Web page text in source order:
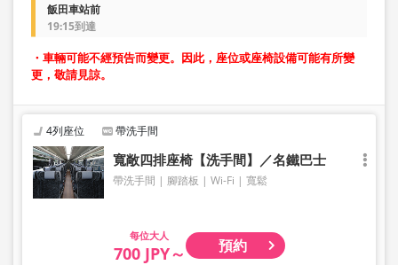
飯田車站前
19:15到達
・車輛可能不經預告而變更。因此，座位或座椅設備可能有所變
更，敬請見諒。
4列座位 帶洗手間
寬敞四排座椅【洗手間】／名鐵巴士
帶洗手間 腳踏板 Wi-Fi 寬鬆
大人
700 JPY～ 預約